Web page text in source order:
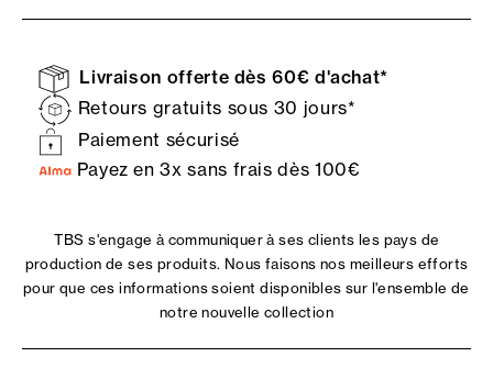
Livraison offerte dès 60€ d'achat*
Retours gratuits sous 30 jours*
Paiement sécurisé
Payez en 3x sans frais dès 100€
TBS s'engage à communiquer à ses clients les pays de
production de ses produits. Nous faisons nos meilleurs efforts
pour que ces informations soient disponibles sur l'ensemble de
notre nouvelle collection